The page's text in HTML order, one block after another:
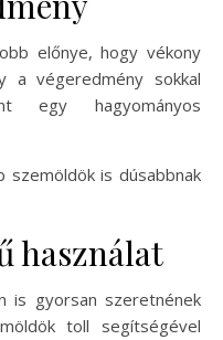
előnye, hogy vékony
a végeredmény sokkal
egy hagyományos
szemöldök is dúsabbnak
használat
is gyorsan szeretnének
toll segítségével